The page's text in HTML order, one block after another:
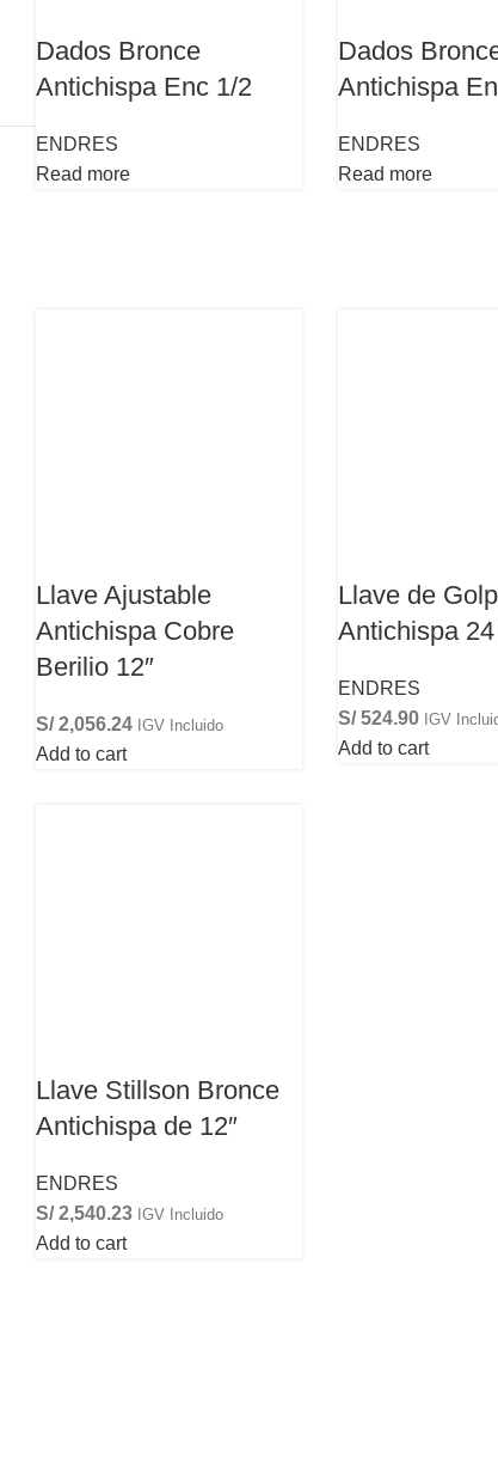
Dados Bronce
Antichispa Enc 1/2
ENDRES
Read more
Dados
Antichispa
ENDRES
Read more
Llave Ajustable
Antichispa Cobre
Berilio 12″
S/2,056.24 IGV Incluido
Add to cart
Llave de
Antichispa
ENDRES
S/524.90 IGV
Add to cart
Llave Stillson Bronce
Antichispa de 12″
ENDRES
S/2,540.23 IGV Incluido
Add to cart